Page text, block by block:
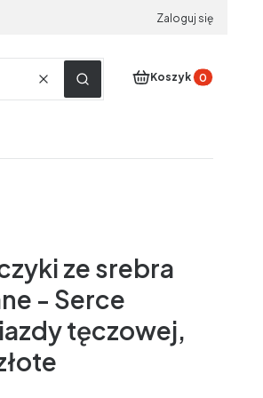
Zaloguj się
WyczyśćSzukaj
Produkty w
Koszyk
ze srebra
- Serce
tęczowej,